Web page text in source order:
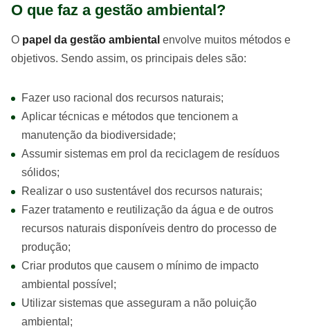
O que faz a gestão ambiental?
O papel da gestão ambiental envolve muitos métodos e
objetivos. Sendo assim, os principais deles são:
Fazer uso racional dos recursos naturais;
Aplicar técnicas e métodos que tencionem a
manutenção da biodiversidade;
Assumir sistemas em prol da reciclagem de resíduos
sólidos;
Realizar o uso sustentável dos recursos naturais;
Fazer tratamento e reutilização da água e de outros
recursos naturais disponíveis dentro do processo de
produção;
Criar produtos que causem o mínimo de impacto
ambiental possível;
Utilizar sistemas que asseguram a não poluição
ambiental;